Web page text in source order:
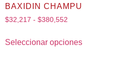
BAXIDIN CHAMPU
$32,217 - $380,552
Seleccionar opciones